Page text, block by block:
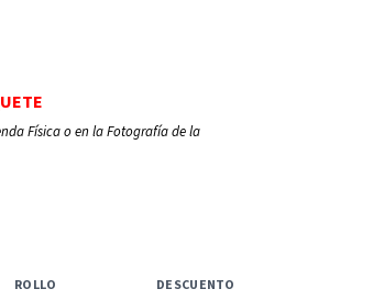
Física o en la Fotografía de la
ROLLO DESCUENTO